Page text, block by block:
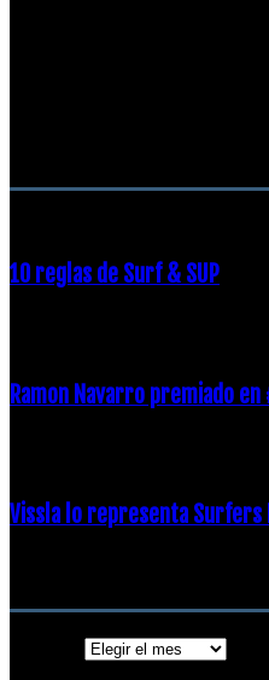
10 reglas de Surf & SUP
Ramon Navarro premiado
Vissla lo representa Surfers